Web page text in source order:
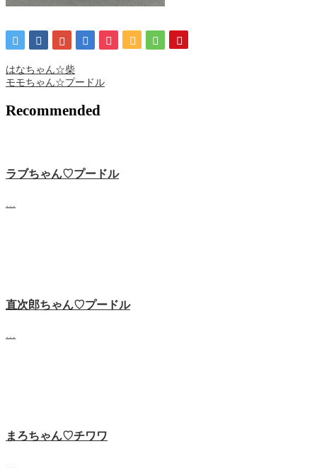
はなちゃん☆柴
モモちゃん☆プードル
Recommended
ラブちゃん♡プードル
直次郎ちゃん♡プードル
まろちゃん♡チワワ